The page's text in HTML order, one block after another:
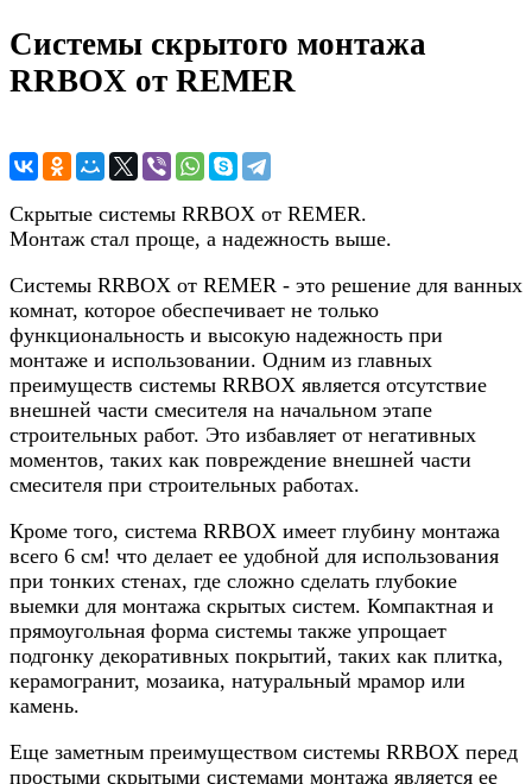
Системы скрытого монтажа
RRBOX от REMER
Скрытые системы RRBOX от REMER.
Монтаж стал проще, а надежность выше.
Системы RRBOX от REMER - это решение для ванных
комнат, которое обеспечивает не только
функциональность и высокую надежность при
монтаже и использовании. Одним из главных
преимуществ системы RRBOX является отсутствие
внешней части смесителя на начальном этапе
строительных работ. Это избавляет от негативных
моментов, таких как повреждение внешней части
смесителя при строительных работах.
Кроме того, система RRBOX имеет глубину монтажа
всего 6 см! что делает ее удобной для использования
при тонких стенах, где сложно сделать глубокие
выемки для монтажа скрытых систем. Компактная и
прямоугольная форма системы также упрощает
подгонку декоративных покрытий, таких как плитка,
керамогранит, мозаика, натуральный мрамор или
камень.
Еще заметным преимуществом системы RRBOX перед
простыми скрытыми системами монтажа является ее